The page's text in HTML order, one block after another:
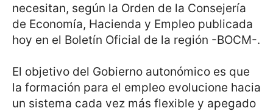
necesitan, según la Orden de la Consejería
de Economía, Hacienda y Empleo publicada
hoy en el Boletín Oficial de la región -BOCM-.
El objetivo del Gobierno autonómico es que
la formación para el empleo evolucione hacia
un sistema cada vez más flexible y apegado